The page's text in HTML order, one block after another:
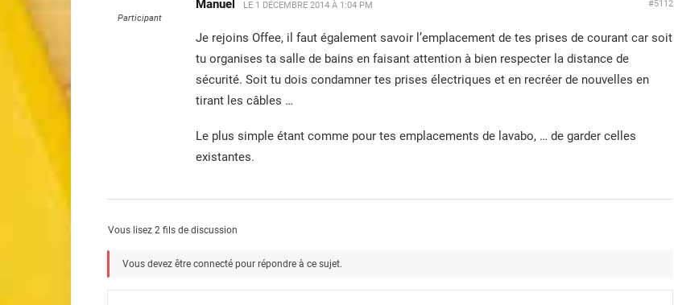
Participant
Manuel LE 1 DÉCEMBRE 2014 À 1:04 PM #5112
Je rejoins Offee, il faut également savoir l’emplacement de tes prises de courant car soit
tu organises ta salle de bains en faisant attention à bien respecter la distance de
sécurité. Soit tu dois condamner tes prises électriques et en recréer de nouvelles en
tirant les câbles …
Le plus simple étant comme pour tes emplacements de lavabo, … de garder celles
existantes.
Vous lisez 2 fils de discussion
Vous devez être connecté pour répondre à ce sujet.